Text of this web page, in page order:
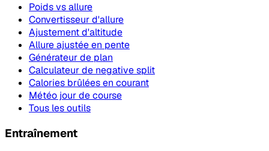
Poids vs allure
Convertisseur d'allure
Ajustement d'altitude
Allure ajustée en pente
Générateur de plan
Calculateur de negative split
Calories brûlées en courant
Météo jour de course
Tous les outils
Entraînement